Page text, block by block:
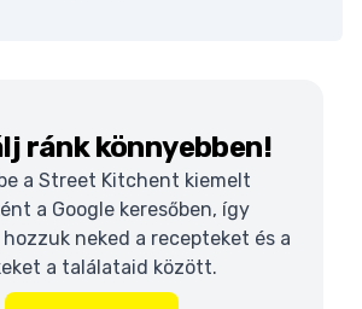
ránk könnyebben!
a Street Kitchent kiemelt
a Google keresőben, így
neked a recepteket és a
a találataid között.